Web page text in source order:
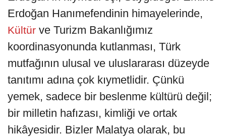
Erdoğan Hanımefendinin himayelerinde,
Kültür ve Turizm Bakanlığımız
koordinasyonunda kutlanması, Türk
mutfağının ulusal ve uluslararası düzeyde
tanıtımı adına çok kıymetlidir. Çünkü
yemek, sadece bir beslenme kültürü değil;
bir milletin hafızası, kimliği ve ortak
hikâyesidir. Bizler Malatya olarak, bu